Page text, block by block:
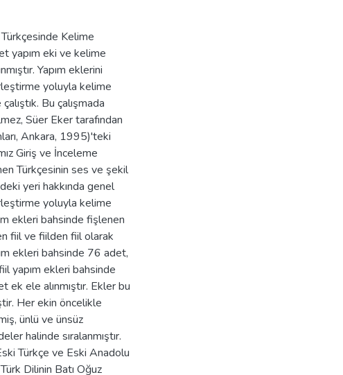
Kelime
yapım eki ve kelime
Yapım eklerini
yoluyla kelime
Bu çalışmada
Süer Eker tarafından
Ankara, 1995)'teki
Giriş ve İnceleme
Türkçesinin ses ve şekil
yeri hakkında genel
yoluyla kelime
ekleri bahsinde fişlenen
fiil ve fiilden fiil olarak
ekleri bahsinde 76 adet,
yapım ekleri bahsinde
ele alınmıştır. Ekler bu
Her ekin öncelikle
ünlü ve ünsüz
halinde sıralanmıştır.
Türkçe ve Eski Anadolu
Dilinin Batı Oğuz